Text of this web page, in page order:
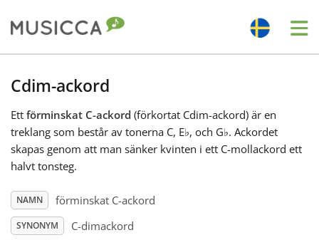
Български
Dansk
Cdim-ackord
Ett förminskat C-ackord (förkortat Cdim-ackord) är en
treklang som består av tonerna C, E♭, och G♭. Ackordet
skapas genom att man sänker kvinten i ett C-mollackord ett
halvt tonsteg.
NAMN förminskat C-ackord
SYNONYM C-dimackord